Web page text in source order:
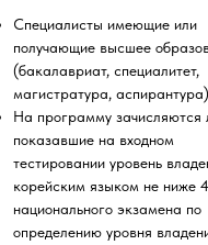
Специалисты имеющие или
получающие высшее
(бакалавриат, специалитет,
магистратура,
На программу зачисляются
показавшие на входном
тестировании уровень
корейским языком не ниже
национального экзамена по
определению уровня